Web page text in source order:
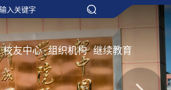
校友中心 组织机构 继续教育